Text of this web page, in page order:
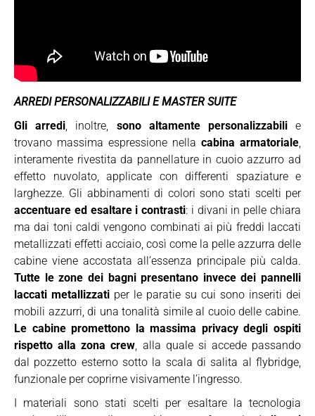
ARREDI PERSONALIZZABILI E MASTER SUITE
Gli arredi , inoltre, sono altamente personalizzabilie
trovano massima espressione nella cabina armatoriale
interamente rivestita da pannellature in cuoio azzurro ad
effetto nuvolato, applicate con differenti spaziature e
larghezze. Gli abbinamenti di colori sono stati scelti per
accentuare ed esaltare i contrasti: i divani in pelle chiara
ma dai toni caldi vengono combinati ai più freddi laccati
metallizzati effetti acciaio, così come la pelle azzurra delle
cabine viene accostata all’essenza principale più calda.
Tutte le zone dei bagni presentano invece dei pannelli
laccati metallizzati per le paratie su cui sono inseriti dei
mobili azzurri, di una tonalità simile al cuoio delle cabine.
Le cabine promettono la massima privacy degli ospiti
rispetto alla zona crew , alla quale si accede passando
dal pozzetto esterno sotto la scala di salita al flybridge,
funzionale per coprirne visivamente l’ingresso.
I materiali sono stati scelti per esaltare la tecnologia